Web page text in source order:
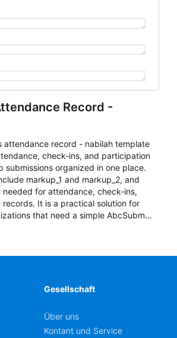
Record -
attendance record - nabilah template
check-ins, and participation
submissions organized in one place.
markup_1 and markup_2, and
needed for attendance, check-ins,
It is a practical solution for
that need a simple AbcSubmit
Gesellschaft
Über uns
Kontant und Service